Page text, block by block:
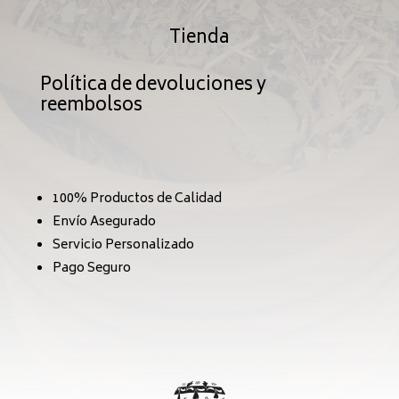
Tienda
Política de devoluciones y
reembolsos
100% Productos de Calidad
Envío Asegurado
Servicio Personalizado
Pago Seguro